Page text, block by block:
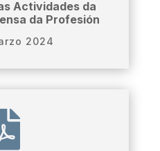
Actividades da
da Profesión
2024